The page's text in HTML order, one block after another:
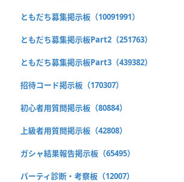
ともだち募集掲示板（10091991）
ともだち募集掲示板Part2（251763）
ともだち募集掲示板Part3（439382）
招待コード掲示板（170307）
初心者用質問掲示板（80884）
上級者用質問掲示板（42808）
ガシャ結果報告掲示板（65495）
パーティ診断・考察板（12007）